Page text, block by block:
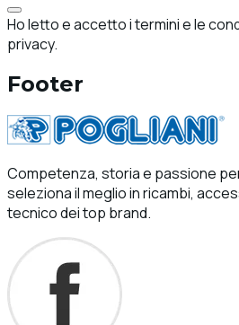
Ho letto e accetto i termini e le
privacy.
Footer
Competenza, storia e passione
seleziona il meglio in ricambi,
tecnico dei top brand.